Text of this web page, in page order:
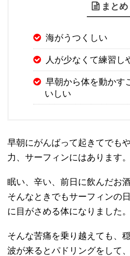
まとめ
海がうつくしい
人が少なくて練習し
早朝から体を動かす
いしい
早朝にがんばって起きてでも
力、サーフィンにはあります。
眠い、辛い、前日に飲んだお
そんなときでもサーフィンの
に目がさめる体になりました。
そんな苦痛を乗り越えても、
波が来るとパドリングをして